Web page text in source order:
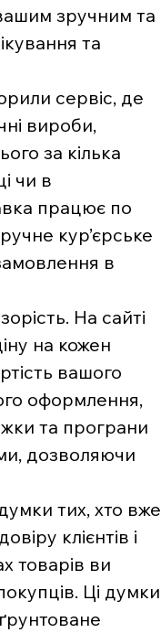
зручним та
та
сервіс, де
вироби,
за кілька
чи в
працює по
кур’єрське
в
На сайті
на кожен
вашого
оформлення,
та програни
дозволяючи
тих, хто вже
клієнтів і
товарів ви
Ці думки